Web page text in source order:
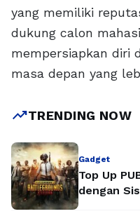
yang memiliki
dukung calon
mempersiapkan diri
masa depan yang
trending_upTRENDING NOW
Gadget
Top Up
dengan